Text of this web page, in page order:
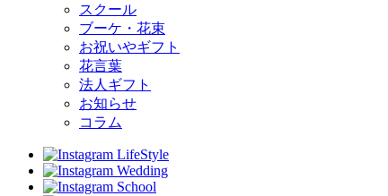
スクール
ブーケ・花束
お祝いやギフト
花言葉
法人ギフト
お知らせ
コラム
LifeStyle
Wedding
School